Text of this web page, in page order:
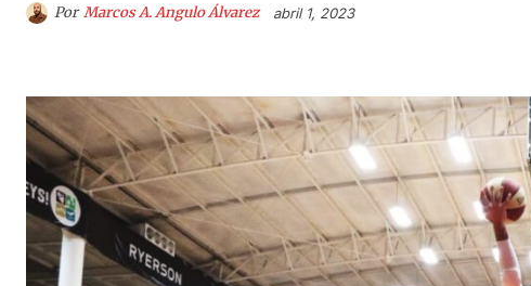
Por Marcos A. Angulo Álvarez abril 1, 2023